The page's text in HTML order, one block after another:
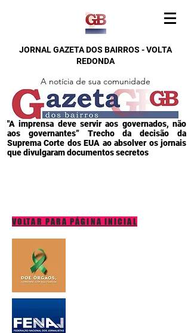
JORNAL GAZETA DOS BAIRROS - VOLTA
REDONDA
A notícia de sua comunidade
"A imprensa deve servir aos governados, não
aos governantes” Trecho da decisão da
Suprema Corte dos EUA ao absolver os jornais
que divulgaram documentos secretos
VOLTAR PARA PÁGINA INICIAL